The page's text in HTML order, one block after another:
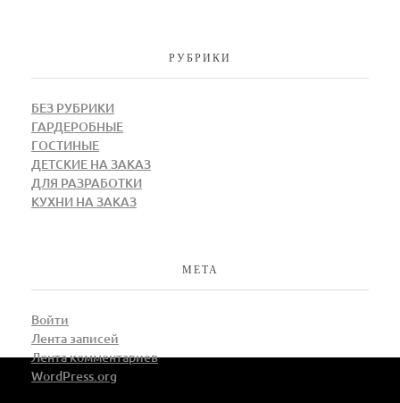
РУБРИКИ
БЕЗ РУБРИКИ
ГАРДЕРОБНЫЕ
ГОСТИНЫЕ
ДЕТСКИЕ НА ЗАКАЗ
ДЛЯ РАЗРАБОТКИ
КУХНИ НА ЗАКАЗ
МЕТА
Войти
Лента записей
Лента комментариев
WordPress.org